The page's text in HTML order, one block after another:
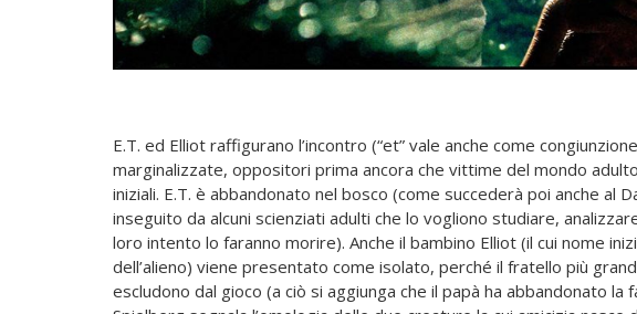
E.T. ed Elliot raffigurano l’incontro (“et” vale anche come
marginalizzate, oppositori prima ancora che vittime del mondo
iniziali. E.T. è abbandonato nel bosco (come succederà poi anche al
inseguito da alcuni scienziati adulti che lo vogliono studiare,
loro intento lo faranno morire). Anche il bambino Elliot (il cui nome
dell’alieno) viene presentato come isolato, perché il fratello più
escludono dal gioco (a ciò si aggiunga che il papà ha abbandonato la